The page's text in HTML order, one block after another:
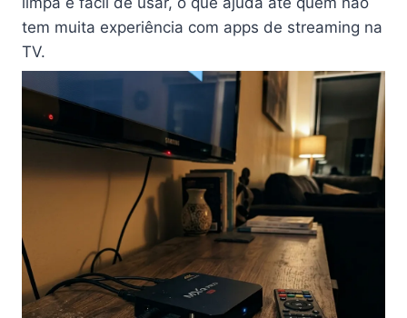
tem muita experiência com apps de streaming na
TV.